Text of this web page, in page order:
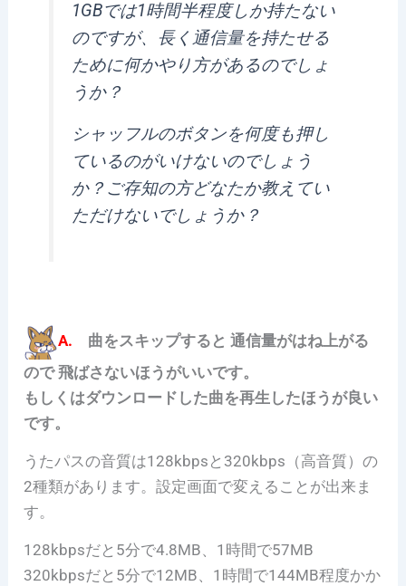
1GBでは1時間半程度しか持たない
のですが、長く通信量を持たせる
ために何かやり方があるのでしょ
うか？
シャッフルのボタンを何度も押し
ているのがいけないのでしょう
か？ご存知の方どなたか教えてい
ただけないでしょうか？
A. 曲をスキップすると 通信量がはね上がる
ので 飛ばさないほうがいいです。
もしくはダウンロードした曲を再生したほうが良い
です。
うたパスの音質は128kbpsと320kbps（高音質）の
2種類があります。設定画面で変えることが出来ま
す。
128kbpsだと5分で4.8MB、1時間で57MB
320kbpsだと5分で12MB、1時間で144MB程度かか